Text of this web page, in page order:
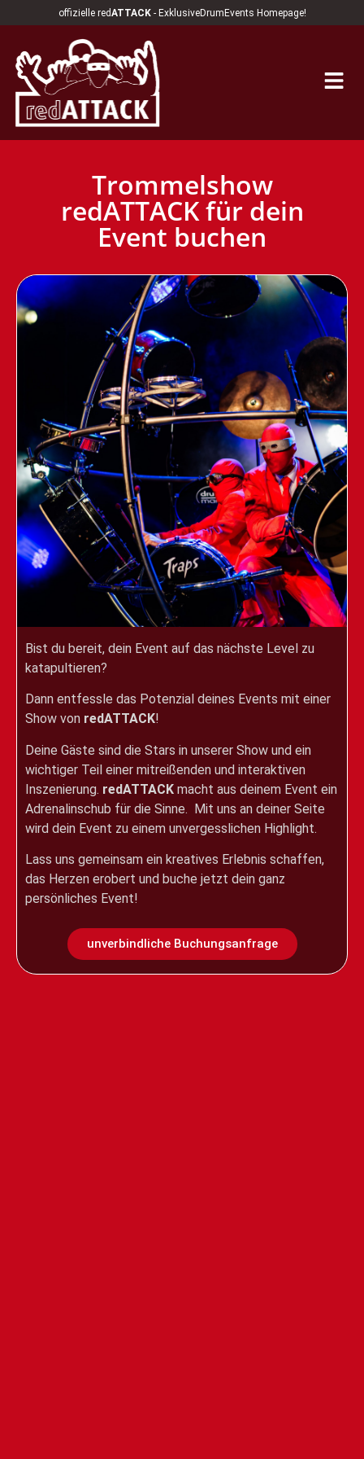
offizielle redATTACK- ExklusiveDrumEvents Homepage!
Trommelshow
redATTACK für dein
Event buchen
Bist du bereit, dein Event auf das nächste Level zu
katapultieren?
Dann entfessle das Potenzial deines Events mit einer
Show von redATTACK!
Deine Gäste sind die Stars in unserer Show und ein
wichtiger Teil einer mitreißenden und interaktiven
Inszenierung. redATTACK macht aus deinem Event ein
Adrenalinschub für die Sinne. Mit uns an deiner Seite
wird dein Event zu einem unvergesslichen Highlight.
Lass uns gemeinsam ein kreatives Erlebnis schaffen,
das Herzen erobert und buche jetzt dein ganz
persönliches Event!
unverbindliche Buchungsanfrage